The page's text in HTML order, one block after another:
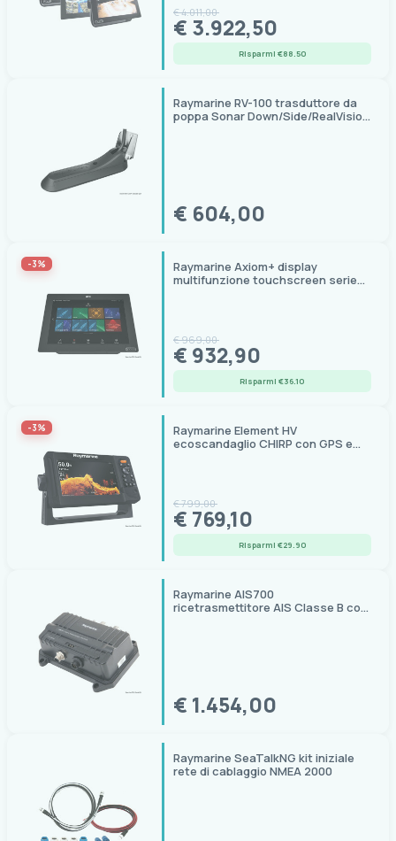
€ 4.011,00
€ 3.922,50
Risparmi €88.50
Raymarine RV-100 trasduttore da
poppa Sonar Down/Side/RealVision
€ 604,00
-3%
Raymarine Axiom+ display
multifunzione touchscreen serie
€ 969,00
€ 932,90
Risparmi €36.10
-3%
Raymarine Element HV
ecoscandaglio CHIRP con GPS e
€ 799,00
€ 769,10
Risparmi €29.90
Raymarine AIS700
ricetrasmettitore AIS Classe B con
€ 1.454,00
Raymarine SeaTalkNG kit iniziale
rete di cablaggio NMEA 2000